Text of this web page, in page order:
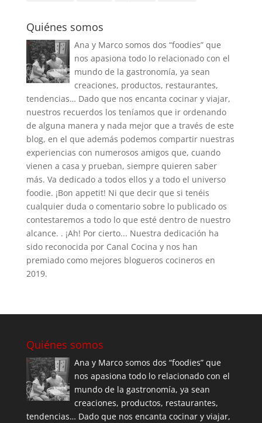
Quiénes somos
Ana y Marco somos dos “foodies” que
nos apasiona todo lo relacionado con el
mundo de la gastronomía, ya sean
creaciones, productos, restaurantes,
tendencias… Dado que nos encanta cocinar y viajar,
nuestros recuerdos los teníamos que ir ordenando
de alguna manera y nada mejor que a través de este
blog, en el que además podemos compartir nuestras
experiencias con numerosos amigos que, cuando
vienen a casa y prueban, siempre quieren saber
más. Va dedicado a todos ellos y a todo el universo
foodie. ¡Bon appetit! Ni que decir que si tenéis
cualquier duda o comentario sobre lo publicado os
contestaremos a todo lo que esté dentro de nuestro
alcance. . ¡Ah! Por cierto... Nuestra dedicación ha
sido reconocida por Canal Cocina y nos han
premiado como mejores blogueros cocineros en
2019.
Quiénes somos
Ana y Marco somos dos “foodies” que
nos apasiona todo lo relacionado con el
mundo de la gastronomía, ya sean
creaciones, productos, restaurantes,
tendencias… Dado que nos encanta cocinar y viajar,